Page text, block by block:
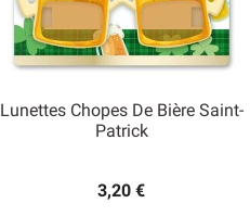
Lunettes Chopes De Bière Saint-
Patrick
3,20 €
Aperçu rapide